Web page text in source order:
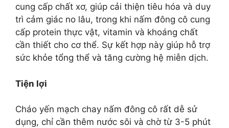
cung cấp chất xơ, giúp cải thiện tiêu hóa và duy
trì cảm giác no lâu, trong khi nấm đông cô cung
cấp protein thực vật, vitamin và khoáng chất
cần thiết cho cơ thể. Sự kết hợp này giúp hỗ trợ
sức khỏe tổng thể và tăng cường hệ miễn dịch.
Tiện lợi
Cháo yến mạch chay nấm đông cô rất dễ sử
dụng, chỉ cần thêm nước sôi và chờ từ 3-5 phút